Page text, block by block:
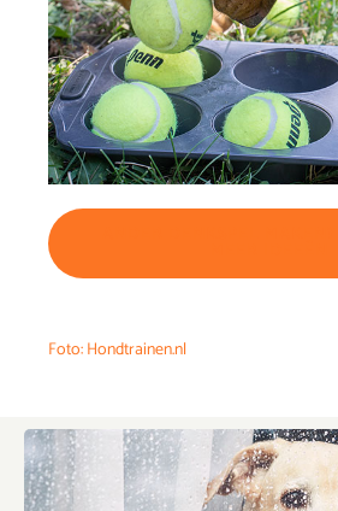
Foto: Hondtrainen.nl